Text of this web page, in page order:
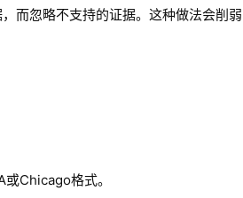
而忽略不支持的证据。这种做法会削弱
Chicago格式。